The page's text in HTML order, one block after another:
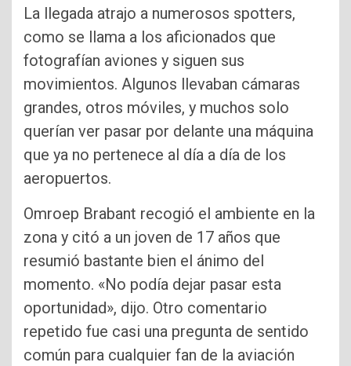
La llegada atrajo a numerosos spotters,
como se llama a los aficionados que
fotografían aviones y siguen sus
movimientos. Algunos llevaban cámaras
grandes, otros móviles, y muchos solo
querían ver pasar por delante una máquina
que ya no pertenece al día a día de los
aeropuertos.
Omroep Brabant recogió el ambiente en la
zona y citó a un joven de 17 años que
resumió bastante bien el ánimo del
momento. «No podía dejar pasar esta
oportunidad», dijo. Otro comentario
repetido fue casi una pregunta de sentido
común para cualquier fan de la aviación